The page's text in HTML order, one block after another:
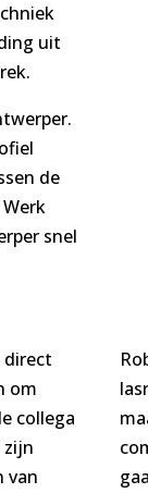
uit
de
snel
direct
om
collega
zijn
van